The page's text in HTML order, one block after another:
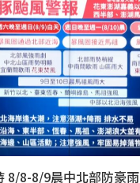
8/8-8/9晨中北部防豪雨